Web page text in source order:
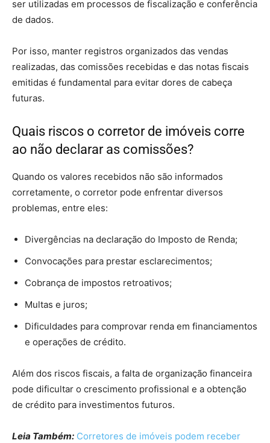
ser utilizadas em processos de fiscalização e conferência
de dados.
Por isso, manter registros organizados das vendas
realizadas, das comissões recebidas e das notas fiscais
emitidas é fundamental para evitar dores de cabeça
futuras.
Quais riscos o corretor de imóveis corre
ao não declarar as comissões?
Quando os valores recebidos não são informados
corretamente, o corretor pode enfrentar diversos
problemas, entre eles:
Divergências na declaração do Imposto de Renda;
Convocações para prestar esclarecimentos;
Cobrança de impostos retroativos;
Multas e juros;
Dificuldades para comprovar renda em financiamentos
e operações de crédito.
Além dos riscos fiscais, a falta de organização financeira
pode dificultar o crescimento profissional e a obtenção
de crédito para investimentos futuros.
Leia Também: Corretores de imóveis podem receber